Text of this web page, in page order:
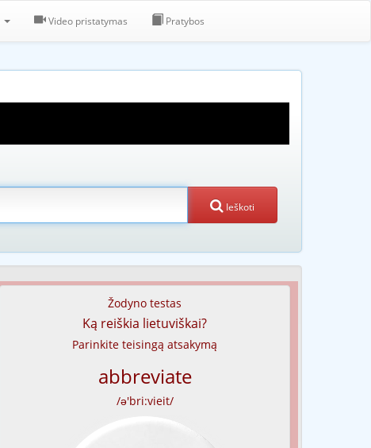
Video pristatymas Pratybos
Ieškoti
Žodyno testas
Ką reiškia lietuviškai?
Parinkite teisingą atsakymą
abbreviate
/ə'bri:vieit/